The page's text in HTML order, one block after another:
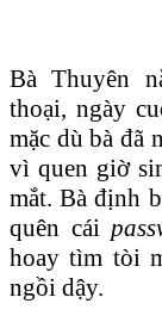
Bà Thuyên
thoại, ngày
mặc dù bà đã
vì quen giờ
mắt. Bà định
quên cái
hoay tìm tòi
ngồi dậy.